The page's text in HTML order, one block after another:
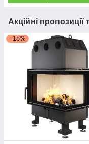
Акційні пропозиції
–18%